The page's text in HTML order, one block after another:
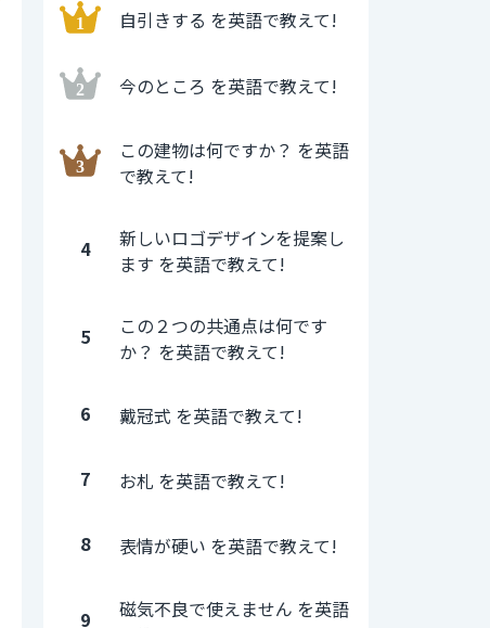
自引きする を英語で教えて!
今のところ を英語で教えて!
この建物は何ですか？ を英語
で教えて!
4
新しいロゴデザインを提案し
ます を英語で教えて!
5
この２つの共通点は何です
か？ を英語で教えて!
6 戴冠式 を英語で教えて!
7 お札 を英語で教えて!
8 表情が硬い を英語で教えて!
9
磁気不良で使えません を英語